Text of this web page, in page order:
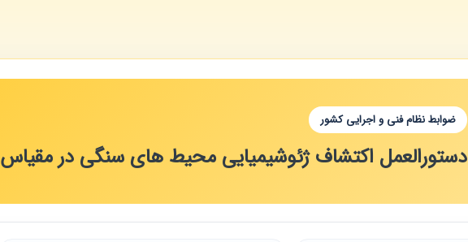
ضوابط نظام فنی و اجرایی کشور
دستورالعمل اکتشاف ژئوشیمیایی محیط های سنگی در مقیاس 1:25,000